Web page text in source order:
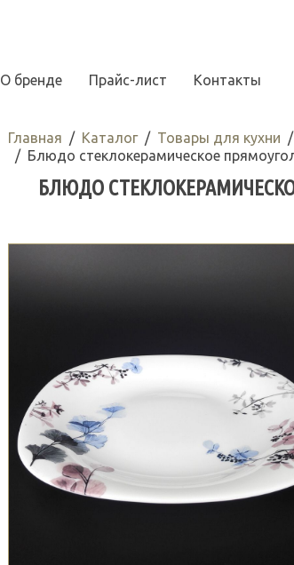
О бренде Прайс-лист Контакты
Главная Каталог Товары для кухни
Блюдо стеклокерамическое
БЛЮДО